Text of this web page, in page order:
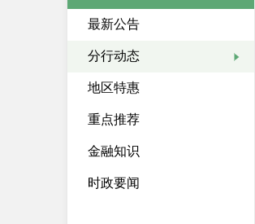
最新公告
分行动态
地区特惠
重点推荐
金融知识
时政要闻